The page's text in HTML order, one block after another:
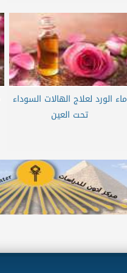
ماء الورد لعلاج الهالات السوداء
تحت العين